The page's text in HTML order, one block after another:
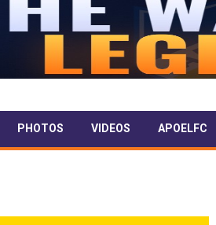
PHOTOS VIDEOS APOELFC